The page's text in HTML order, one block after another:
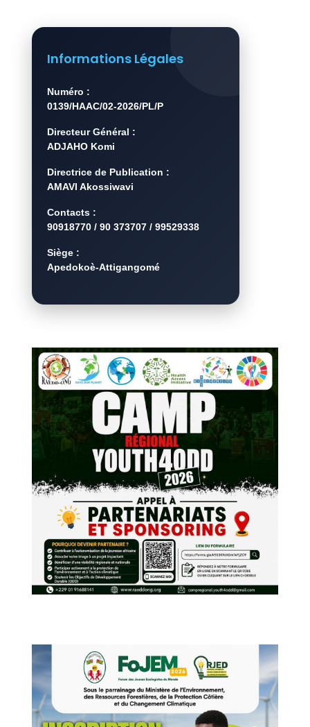
Informations Légales
Numéro :
0139/HAAC/02-2026/PL/P
Directeur Général :
ADJAHO Komi
Directrice de Publication :
AMAVI Akossiwavi
Contacts :
90918770 / 90 373707 / 99529338
Siège :
Apedokoè-Attigangomé